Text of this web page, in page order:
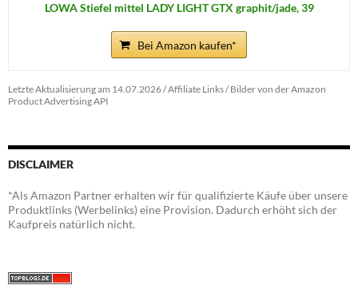
LOWA Stiefel mittel LADY LIGHT GTX graphit/jade, 39
Bei Amazon kaufen*
Letzte Aktualisierung am 14.07.2026 / Affiliate Links / Bilder von der Amazon
Product Advertising API
DISCLAIMER
*Als Amazon Partner erhalten wir für qualifizierte Käufe über unsere
Produktlinks (Werbelinks) eine Provision. Dadurch erhöht sich der
Kaufpreis natürlich nicht.